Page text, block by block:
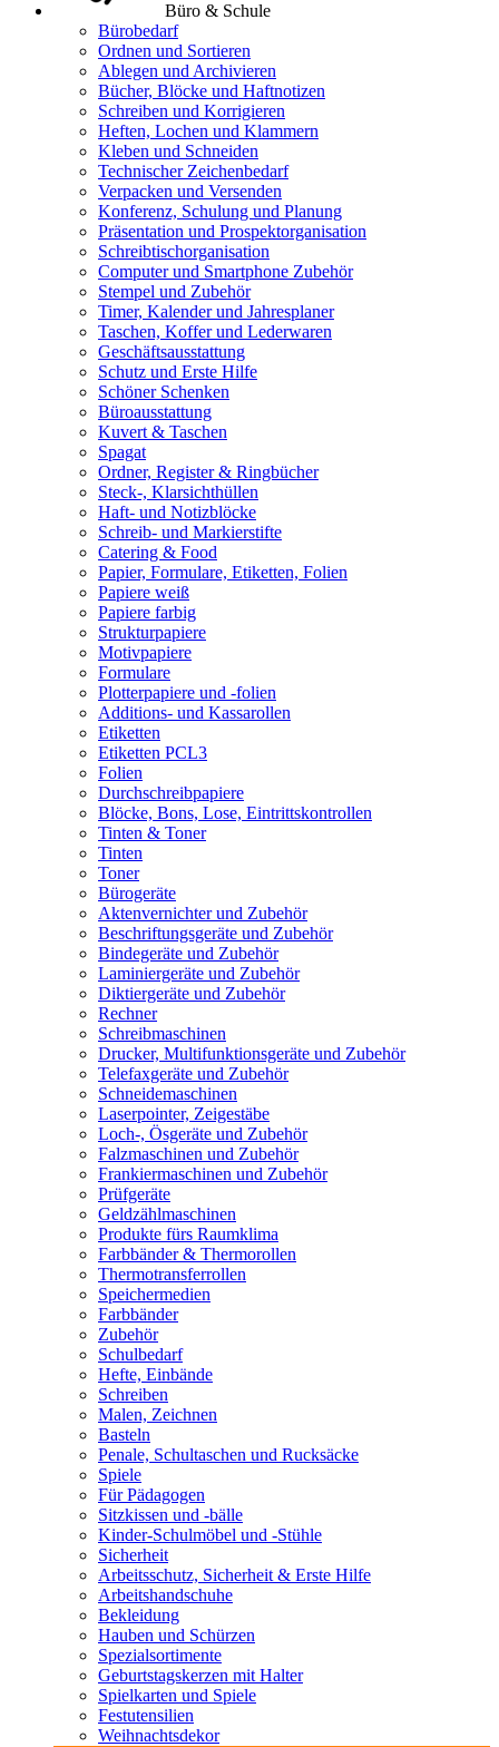
Büro & Schule
Bürobedarf
Ordnen und Sortieren
Ablegen und Archivieren
Bücher, Blöcke und Haftnotizen
Schreiben und Korrigieren
Heften, Lochen und Klammern
Kleben und Schneiden
Technischer Zeichenbedarf
Verpacken und Versenden
Konferenz, Schulung und Planung
Präsentation und Prospektorganisation
Schreibtischorganisation
Computer und Smartphone Zubehör
Stempel und Zubehör
Timer, Kalender und Jahresplaner
Taschen, Koffer und Lederwaren
Geschäftsausstattung
Schutz und Erste Hilfe
Schöner Schenken
Büroausstattung
Kuvert & Taschen
Spagat
Ordner, Register & Ringbücher
Steck-, Klarsichthüllen
Haft- und Notizblöcke
Schreib- und Markierstifte
Catering & Food
Papier, Formulare, Etiketten, Folien
Papiere weiß
Papiere farbig
Strukturpapiere
Motivpapiere
Formulare
Plotterpapiere und -folien
Additions- und Kassarollen
Etiketten
Etiketten PCL3
Folien
Durchschreibpapiere
Blöcke, Bons, Lose, Eintrittskontrollen
Tinten & Toner
Tinten
Toner
Bürogeräte
Aktenvernichter und Zubehör
Beschriftungsgeräte und Zubehör
Bindegeräte und Zubehör
Laminiergeräte und Zubehör
Diktiergeräte und Zubehör
Rechner
Schreibmaschinen
Drucker, Multifunktionsgeräte und Zubehör
Telefaxgeräte und Zubehör
Schneidemaschinen
Laserpointer, Zeigestäbe
Loch-, Ösgeräte und Zubehör
Falzmaschinen und Zubehör
Frankiermaschinen und Zubehör
Prüfgeräte
Geldzählmaschinen
Produkte fürs Raumklima
Farbbänder & Thermorollen
Thermotransferrollen
Speichermedien
Farbbänder
Zubehör
Schulbedarf
Hefte, Einbände
Schreiben
Malen, Zeichnen
Basteln
Penale, Schultaschen und Rucksäcke
Spiele
Für Pädagogen
Sitzkissen und -bälle
Kinder-Schulmöbel und -Stühle
Sicherheit
Arbeitsschutz, Sicherheit & Erste Hilfe
Arbeitshandschuhe
Bekleidung
Hauben und Schürzen
Spezialsortimente
Geburtstagskerzen mit Halter
Spielkarten und Spiele
Festutensilien
Weihnachtsdekor